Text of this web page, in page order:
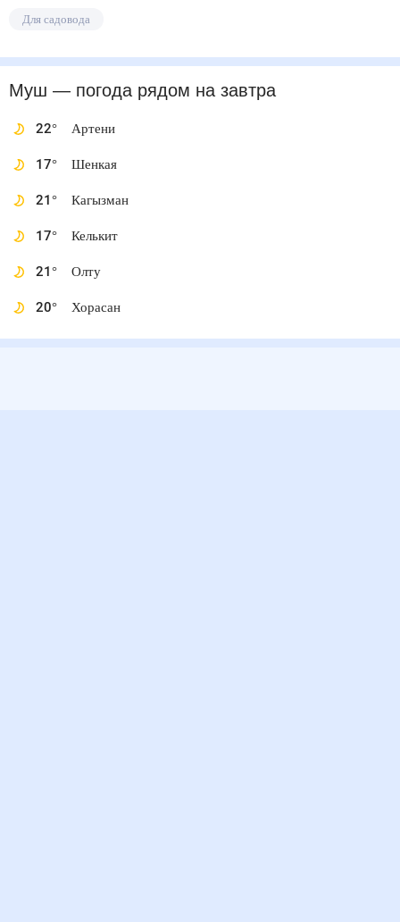
Для садовода
Муш — погода рядомна завтра
22° Артени
17° Шенкая
21° Кагызман
17° Келькит
21° Олту
20° Хорасан